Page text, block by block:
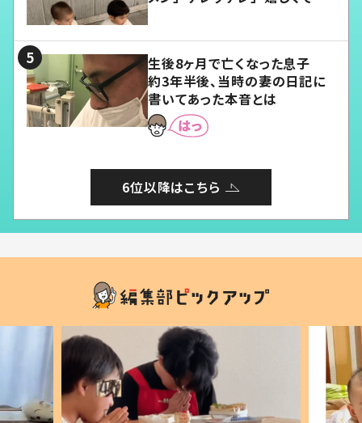
生後8ヶ月で亡くなった息子
約3年半後、当時の妻の日記に
書いてあった本音とは
6位以降はこちら